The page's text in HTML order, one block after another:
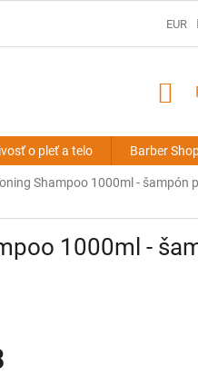
PREDLŽOVANIEEUR
o pleť a telo Barber
Shampoo 1000ml - šampón
1000ml -